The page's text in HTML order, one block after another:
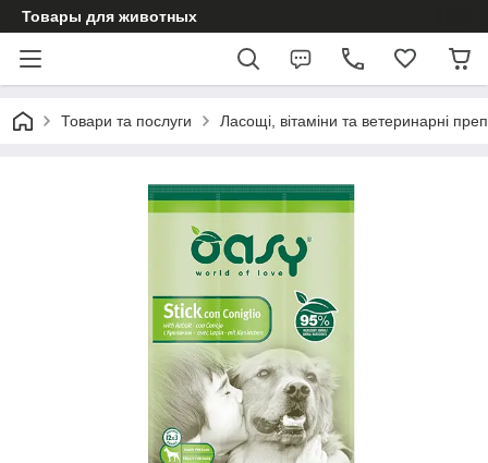
Товары для животных
Товари та послуги Ласощі, вітаміни та ветеринарні